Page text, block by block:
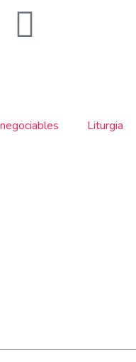
Liturgia